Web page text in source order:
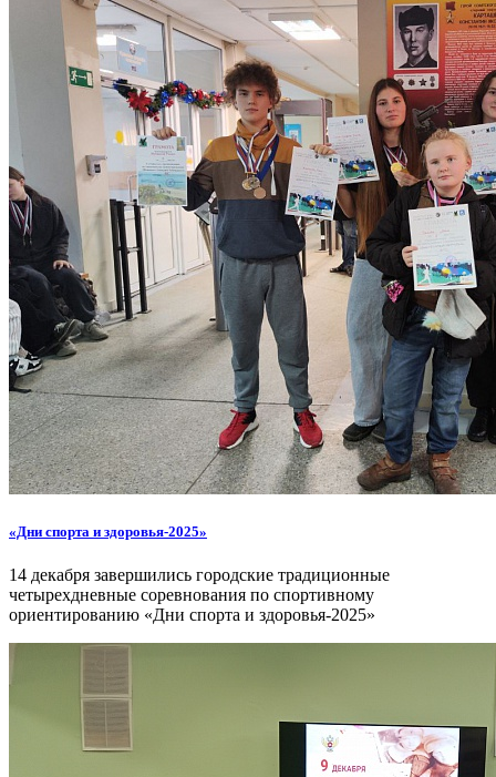
«Дни спорта и здоровья-2025»
14 декабря завершились городские традиционные
четырехдневные соревнования по спортивному
ориентированию «Дни спорта и здоровья-2025»